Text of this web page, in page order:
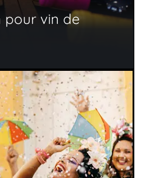
pour vin de